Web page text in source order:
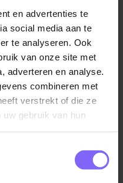
en advertenties te
social media aan te
te analyseren. Ook
van onze site met
adverteren en analyse.
combineren met
verstrekt of die ze
gebruik van hun
in
Skillsprofiel